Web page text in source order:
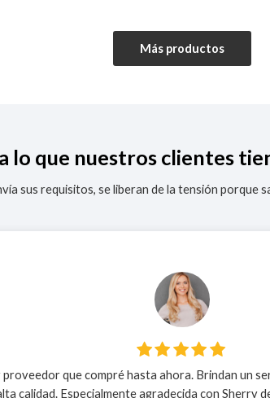
Más productos
lo que nuestros clientes
sus requisitos, se liberan de la tensión porque
proveedor que compré hasta ahora. Brindan un
calidad. Especialmente agradecida con Sherry